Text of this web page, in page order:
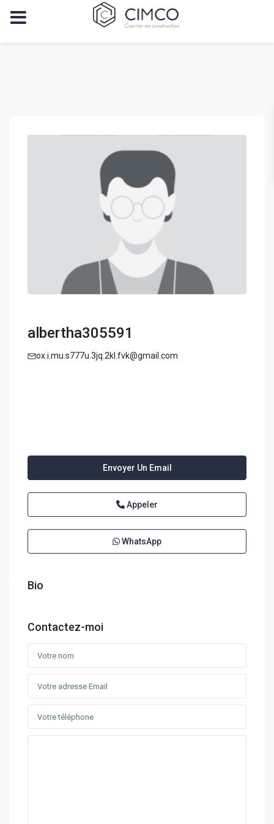
albertha305591
ox.i.mu.s777u.3jq.2kl.fvk@gmail.com
Envoyer Un Email
Appeler
WhatsApp
Bio
Contactez-moi